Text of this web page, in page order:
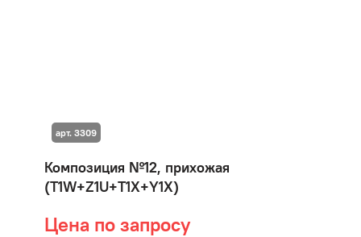
Композиция №12, прихожая
(T1W+Z1U+T1X+Y1X)
Цена по запросу
арт. 3309